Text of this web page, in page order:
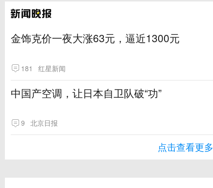
金饰克价一夜大涨63元，逼近1300元
181 红星新闻
中国产空调，让日本自卫队破“功”
9 北京日报
点击查看更多